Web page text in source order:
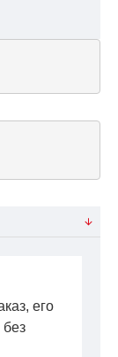
его